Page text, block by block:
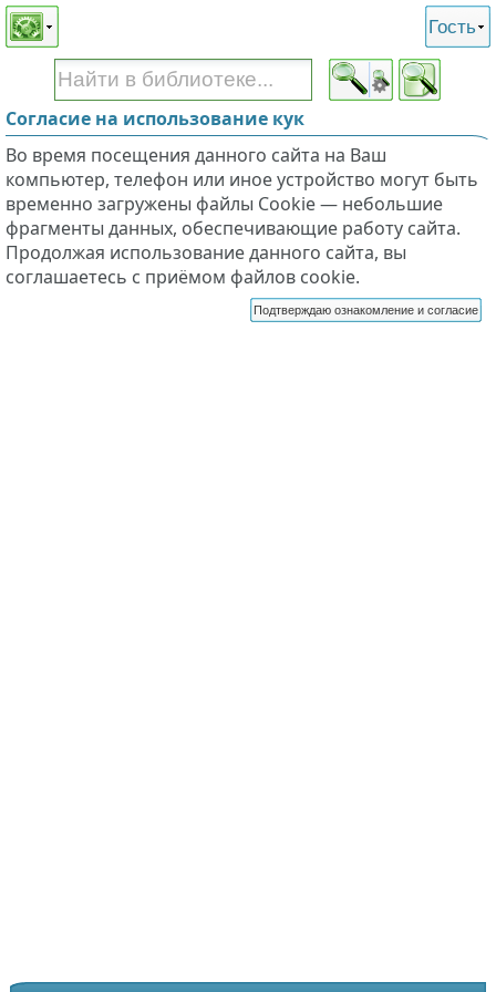
Этот сайт поддерживает
слабовидящих
Гость
Согласие на использование кук
Во время посещения данного сайта на Ваш
компьютер, телефон или иное устройство могут быть
временно загружены файлы Cookie — небольшие
фрагменты данных, обеспечивающие работу сайта.
Продолжая использование данного сайта, вы
соглашаетесь с приёмом файлов cookie.
Подтверждаю ознакомление и согласие